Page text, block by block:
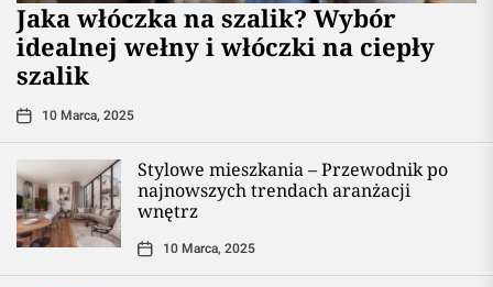
Jaka włóczka na szalik? Wybór
idealnej wełny i włóczki na ciepły
szalik
10 Marca, 2025
Stylowe mieszkania – Przewodnik po
najnowszych trendach aranżacji
wnętrz
10 Marca, 2025